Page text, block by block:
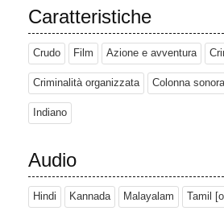
Caratteristiche
Crudo Film Azione e avventura
Criminalità organizzata Colonna
Indiano
Audio
Hindi Kannada Malayalam Tamil